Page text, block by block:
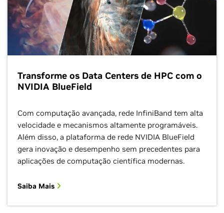
Transforme os Data Centers de HPC com o
NVIDIA BlueField
Com computação avançada, rede InfiniBand tem alta
velocidade e mecanismos altamente programáveis.
Além disso, a plataforma de rede NVIDIA BlueField
gera inovação e desempenho sem precedentes para
aplicações de computação científica modernas.
Saiba Mais